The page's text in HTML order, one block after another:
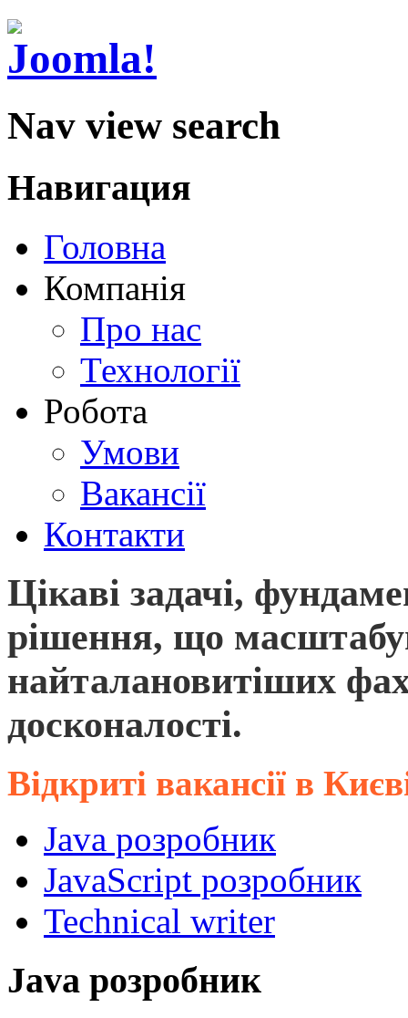
Nav view search
Навигация
Головна
Компанія
Про нас
Технології
Робота
Умови
Вакансії
Контакти
Цікаві задачі,
рішення, що
найталановитіших
досконалості.
Відкриті вакансії в
Java розробник
JavaScript розробник
Technical writer
Java розробник